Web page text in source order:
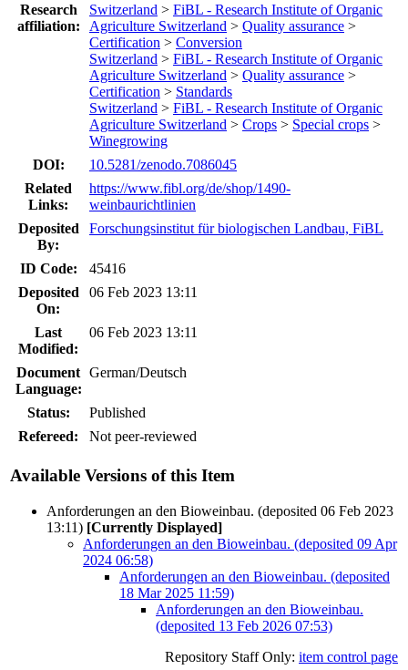
Research
affiliation:
Switzerland > FiBL - Research Institute of Organic
Agriculture Switzerland > Quality assurance >
Certification > Conversion
Switzerland > FiBL - Research Institute of Organic
Agriculture Switzerland > Quality assurance >
Certification > Standards
Switzerland > FiBL - Research Institute of Organic
Agriculture Switzerland > Crops > Special crops >
Winegrowing
DOI:
10.5281/zenodo.7086045
Related
Links:
https://www.fibl.org/de/shop/1490-
weinbaurichtlinien
Deposited
By:
Forschungsinstitut für biologischen Landbau, FiBL
ID Code:
45416
Deposited
On:
06 Feb 2023 13:11
Last
Modified:
06 Feb 2023 13:11
Document
Language:
German/Deutsch
Status:
Published
Refereed:
Not peer-reviewed
Available Versions of this Item
Anforderungen an den Bioweinbau. (deposited 06 Feb 2023
13:11) [Currently Displayed]
Anforderungen an den Bioweinbau. (deposited 09 Apr
2024 06:58)
Anforderungen an den Bioweinbau. (deposited
18 Mar 2025 11:59)
Anforderungen an den Bioweinbau.
(deposited 13 Feb 2026 07:53)
Repository Staff Only: item control page